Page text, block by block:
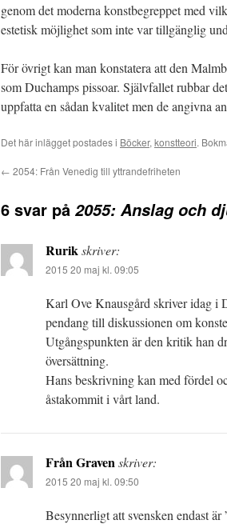
genom det moderna konstbegreppet med
estetisk möjlighet som inte var tillgänglig
För övrigt kan man konstatera att den
som Duchamps pissoar. Självfallet rubbar
uppfatta en sådan kvalitet men de angivna
Det här inlägget postades i Böcker, konstteori.
← 2054: Från Venedig till yttrandefriheten
6 svar på 2055: Anslag och
Rurikskriver:
2015 20 maj kl. 09:05
Karl Ove Knausgård skriver idag i
pendang till diskussionen om
Utgångspunkten är den kritik han
översättning.
Hans beskrivning kan med fördel
åstakommit i vårt land.
Från Gravenskriver:
2015 20 maj kl. 09:50
Besynnerligt att svensken endast